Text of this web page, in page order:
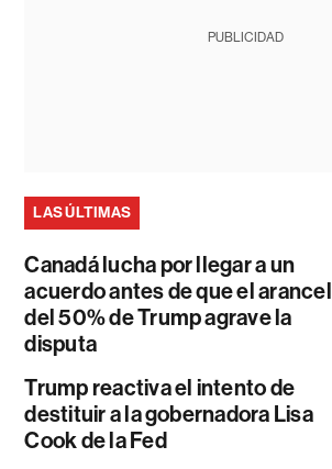
PUBLICIDAD
LAS ÚLTIMAS
Canadá lucha por llegar a un
acuerdo antes de que el arancel
del 50% de Trump agrave la
disputa
Trump reactiva el intento de
destituir a la gobernadora Lisa
Cook de la Fed